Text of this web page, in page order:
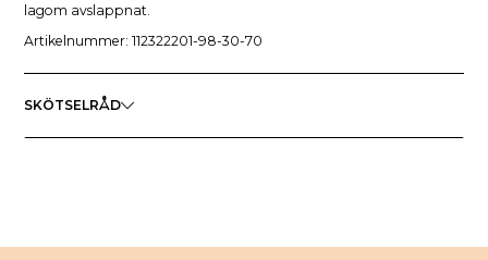
lagom avslappnat.
Artikelnummer: 112322201-98-30-70
SKÖTSELRÅD